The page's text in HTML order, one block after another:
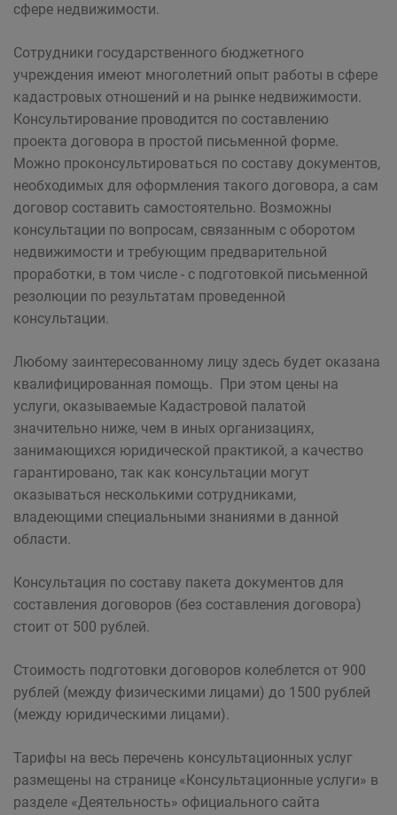
сфере недвижимости.
Сотрудники государственного бюджетного
учреждения имеют многолетний опыт работы в сфере
кадастровых отношений и на рынке недвижимости.
Консультирование проводится по составлению
проекта договора в простой письменной форме.
Можно проконсультироваться по составу документов,
необходимых для оформления такого договора, а сам
договор составить самостоятельно. Возможны
консультации по вопросам, связанным с оборотом
недвижимости и требующим предварительной
проработки, в том числе - с подготовкой письменной
резолюции по результатам проведенной
консультации.
Любому заинтересованному лицу здесь будет оказана
квалифицированная помощь. При этом цены на
услуги, оказываемые Кадастровой палатой
значительно ниже, чем в иных организациях,
занимающихся юридической практикой, а качество
гарантировано, так как консультации могут
оказываться несколькими сотрудниками,
владеющими специальными знаниями в данной
области.
Консультация по составу пакета документов для
составления договоров (без составления договора)
стоит от 500 рублей.
Стоимость подготовки договоров колеблется от 900
рублей (между физическими лицами) до 1500 рублей
(между юридическими лицами).
Тарифы на весь перечень консультационных услуг
размещены на странице «Консультационные услуги» в
разделе «Деятельность» официального сайта